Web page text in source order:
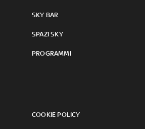
SKY BAR
SPAZI SKY
PROGRAMMI
COOKIE POLICY